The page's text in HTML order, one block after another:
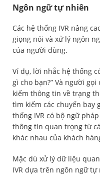
Ngôn ngữ tự nhiên
Các hệ thống IVR nâng
giọng nói và xử lý ngôn
của người dùng.
Ví dụ, lời nhắc hệ thống
gì cho bạn?” Và người
kiếm thông tin về trạng
tìm kiếm các chuyến bay
thống IVR có bộ ngữ
thông tin quan trọng từ
khác nhau của khách
Mặc dù xử lý dữ liệu
IVR dựa trên ngôn ngữ